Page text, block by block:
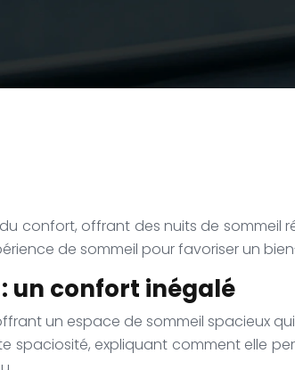
confort, offrant des nuits de sommeil
de sommeil pour favoriser un
un confort inégalé
un espace de sommeil spacieux
spaciosité, expliquant comment elle